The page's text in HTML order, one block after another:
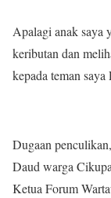
Apalagi anak saya
keributan dan
kepada teman
Dugaan
Daud warga
Ketua Forum